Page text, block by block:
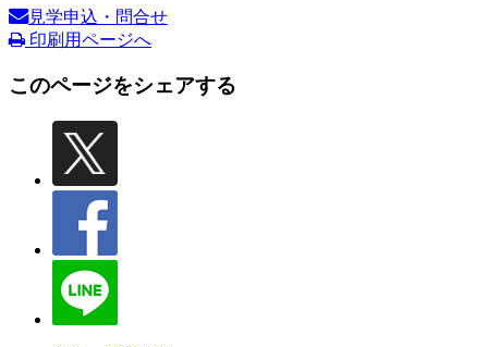
見学申込・問合せ
印刷用ページへ
このページをシェアする